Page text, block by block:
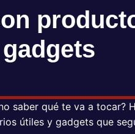
gadgets
saber qué te va a tocar?
útiles y gadgets que